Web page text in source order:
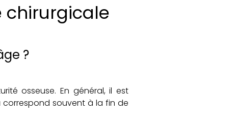
chirurgicale
?
osseuse. En général, il est
souvent à la fin de